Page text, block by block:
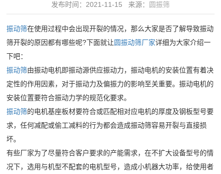
水
椭
圆
振
动
筛
料
机
精
品
色
破
建
筑
中
内
新
动
发布时间：2021-11-15 来源： 圆振筛
振动筛在使用过程中会出现开裂的情况，那么大家是否了解导致振动
筛开裂的原因都有哪些呢?下面就让圆振动筛厂家详细为大家介绍一
下吧：
振动筛由振动电机即振动源供应振动力，振动电机的安装位置有着决
定性的作用因素，对于振动力及偏振力的影响至关重要。振动电机的
安装位置要符合振动力学的规范化要求。
振动筛的电机基座板材要符合或匹配相对应电机的厚度及钢板型号要
求，任何减配或偷工减料的行为都会造成振动筛容易开裂与直接损
坏。
有些厂家为了尽量符合客户要求的产能需求，在不扩大设备型号的情
况下，选用与机型不配套的电机型号，造成小机器大功率，给使用者